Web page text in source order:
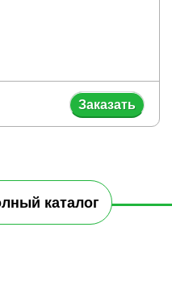
Заказать
каталог